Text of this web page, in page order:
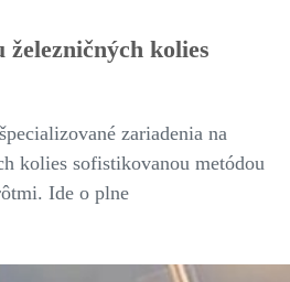
kolies
zariadenia na
kolies sofistikovanou metódou
Ide o plne